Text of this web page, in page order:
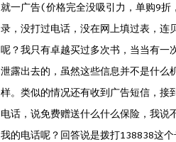
就一广告(价格完全没吸引力，单购9折
录，没打过电话，没在网上填过表，连
呢？我只有卓越买过多次书，当当有一
泄露出去的，虽然这些信息并不是什么
样。类似的情况还有收到广告短信，接
电话，说免费赠送什么什么保险，我说
我的电话呢？回答说是拨打138838这